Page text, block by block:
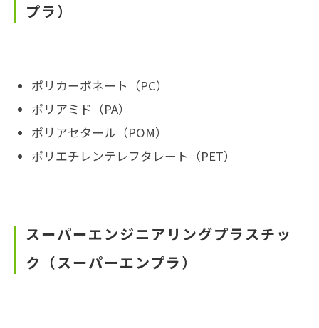
プラ）
ポリカーボネート（PC）
ポリアミド（PA）
ポリアセタール（POM）
ポリエチレンテレフタレート（PET）
スーパーエンジニアリングプラスチッ
ク（スーパーエンプラ）